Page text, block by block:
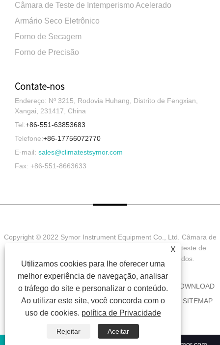
Câmara de Teste de Intemperismo Acelerado
Armário Seco Eletrônico
Forno de Secagem
Forno de Precisão
Contate-nos
Endereço: Nº 3215, Rodovia Huhang, Distrito de Fengxian,
Xangai, 231417, China
Tel:+86-551-63853683
Telefone:+86-17756072770
E-mail: sales@climatestsymor.com
Fax: +86-551-8663633
Copyright © 2022 Symor Instrument Equipment Co., Ltd. Câmara de
teste ambiental, gabinete seco eletrônico, câmara de teste de
intemperismo acelerado Todos os direitos reservados.
CASA SOBRE NÓS PRODUTOS NOTÍCIA
DOWNLOAD
ENVIAR CONSULTA
CONTATE-NOS LINKS
SITEMAP
RSS
XML PRIVACY POLICY
X
Utilizamos cookies para lhe oferecer uma
melhor experiência de navegação, analisar
o tráfego do site e personalizar o conteúdo.
Ao utilizar este site, você concorda com o
uso de cookies. política de Privacidade
Rejeitar
Aceitar